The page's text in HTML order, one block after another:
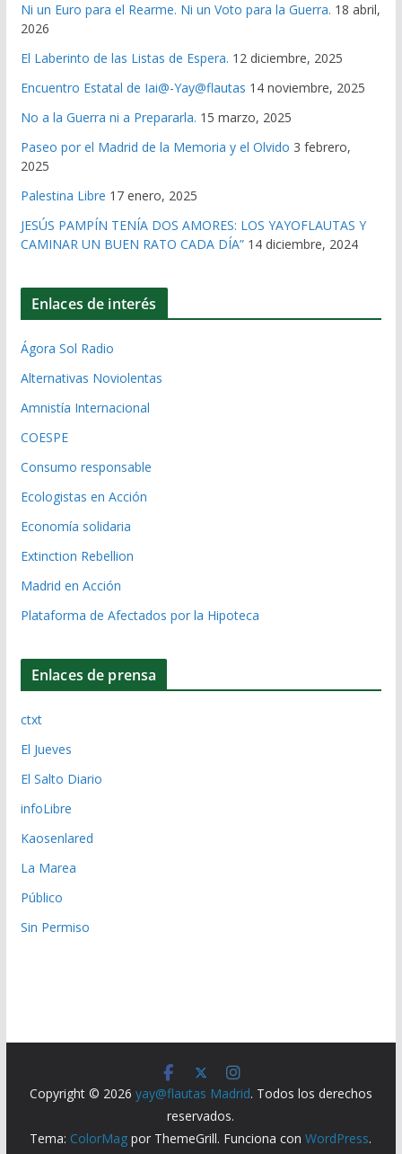
Ni un Euro para el Rearme. Ni un Voto para la Guerra. 18 abril,
2026
El Laberinto de las Listas de Espera. 12 diciembre, 2025
Encuentro Estatal de Iai@-Yay@flautas 14 noviembre, 2025
No a la Guerra ni a Prepararla. 15 marzo, 2025
Paseo por el Madrid de la Memoria y el Olvido 3 febrero,
2025
Palestina Libre 17 enero, 2025
JESÚS PAMPÍN TENÍA DOS AMORES: LOS YAYOFLAUTAS Y
CAMINAR UN BUEN RATO CADA DÍA” 14 diciembre, 2024
Enlaces de interés
Ágora Sol Radio
Alternativas Noviolentas
Amnistía Internacional
COESPE
Consumo responsable
Ecologistas en Acción
Economía solidaria
Extinction Rebellion
Madrid en Acción
Plataforma de Afectados por la Hipoteca
Enlaces de prensa
ctxt
El Jueves
El Salto Diario
infoLibre
Kaosenlared
La Marea
Público
Sin Permiso
Copyright © 2026 yay@flautas Madrid. Todos los derechos
reservados.
Tema: ColorMag por ThemeGrill. Funciona conWordPress.